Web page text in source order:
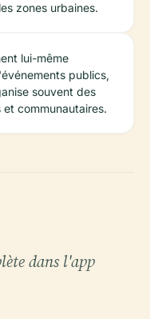
zones urbaines.
lui-même
publics,
souvent des
communautaires.
dans l'app